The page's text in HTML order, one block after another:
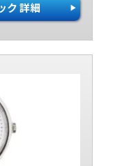
ク 詳細